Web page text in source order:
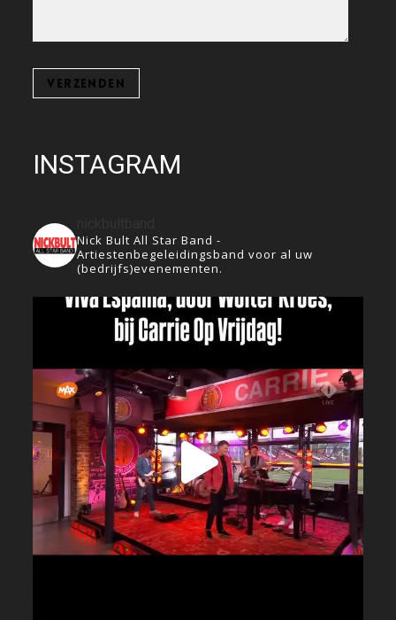
INSTAGRAM
Nick Bult All Star Band -
Artiestenbegeleidingsband voor al uw
(bedrijfs)evenementen.